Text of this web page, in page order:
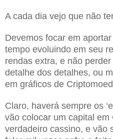
A cada dia vejo que não
Devemos focar em
tempo evoluindo em seu
rendas extra, e não
detalhe dos detalhes, ou
em gráficos de
Claro, haverá sempre os
vão colocar um capital em
verdadeiro cassino, e vão